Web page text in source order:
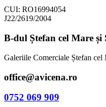
CUI: RO16994054
J22/2619/2004
B-dul Ștefan cel Mare și
Galeriile Comerciale Ștefan
office@avicena.ro
0752 069 909